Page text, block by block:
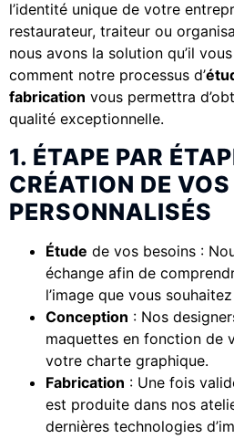
l’identité unique de votre
restaurateur, traiteur ou
nous avons la solution qu’il
comment notre processus d’
fabrication vous permettra
qualité exceptionnelle.
1. ÉTAPE PAR
CRÉATION DE
PERSONNALISÉS
Étude de vos besoins :
échange afin de
l’image que vous
Conception : Nos
maquettes en fonction de
votre charte graphique.
Fabrication : Une fois
est produite dans nos
dernières technologies